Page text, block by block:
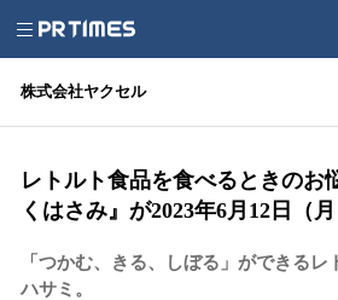
株式会社ヤクセル
レトルト食品を食べるときのお
くはさみ』が2023年6月12日（月
「つかむ、きる、しぼる」ができる
ハサミ。